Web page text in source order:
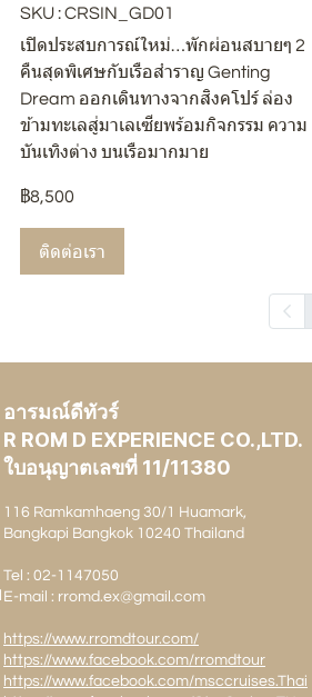
SKU : CRSIN_GD01
เปิดประสบการณ์ใหม่…พักผ่อนสบายๆ 2
คืนสุดพิเศษกับเรือสำราญ Genting
Dream ออกเดินทางจากสิงคโปร์ ล่อง
ข้ามทะเลสู่มาเลเซียพร้อมกิจกรรม ความ
บันเทิงต่าง บนเรือมากมาย
฿8,500
ติดต่อเรา
อารมณ์ดีทัวร์
R ROM D EXPERIENCE CO.,LTD.
ใบอนุญาตเลขที่ 11/11380
116 Ramkamhaeng 30/1 Huamark,
Bangkapi Bangkok 10240 Thailand
Tel : 02-1147050
E-mail : rromd.ex@gmail.com
https://www.rromdtour.com/
https://www.facebook.com/rromdtour
https://www.facebook.com/msccruises.Thai